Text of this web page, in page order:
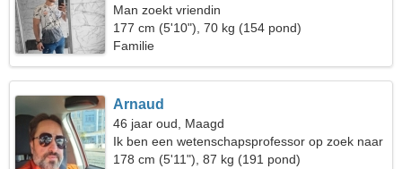
Man zoekt vriendin
177 cm (5'10"), 70 kg (154 pond)
Familie
Arnaud
46 jaar oud, Maagd
Ik ben een wetenschapsprofessor op zoek naar
een fantastische vrouw
178 cm (5'11"), 87 kg (191 pond)